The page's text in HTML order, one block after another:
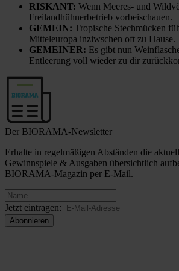
RISKANT: Wenn Meeres- und
Freilandhühnerbetrieb vorbeischauen.
GEMEIN: Tropische Stechmücken
Mitteleuropa inziwschen oft zu Hause.
GEMEINER: Es gibt nun
Entleerung voll wieder zu dir
Der BIORAMA-Newsletter
Erhalte in regelmäßigen Abständen die
Gewinnspiele & Ausgaben übersichtlich
BIORAMA-Magazin per E-Mail.
Jetzt eintragen: